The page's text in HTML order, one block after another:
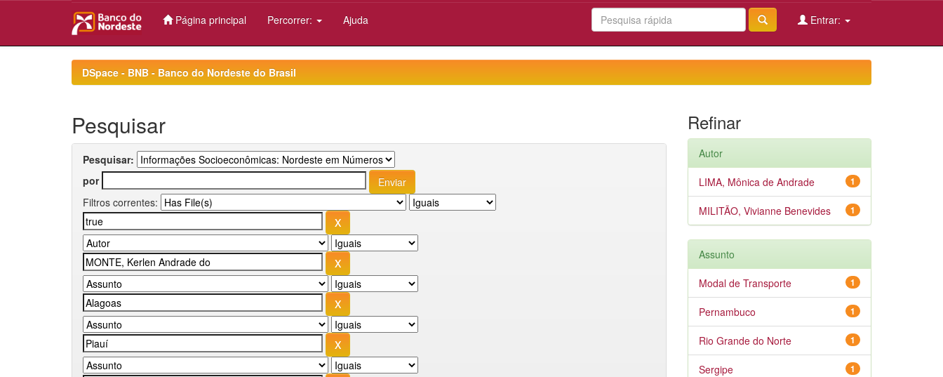
Página principal Percorrer: Ajuda Entrar:
DSpace - BNB - Banco do Nordeste do Brasil
Pesquisar
Pesquisar:
por
Filtros correntes:
Refinar
Autor
1
LIMA, Mônica de Andrade
1
MILITÃO, Vivianne Benevides
Assunto
1
Modal de Transporte
1
Pernambuco
1
Rio Grande do Norte
1
Sergipe